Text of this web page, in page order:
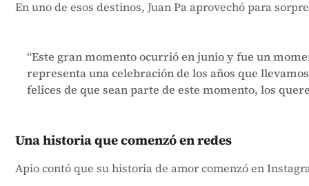
En uno de esos destinos, Juan Pa aprovechó para
“Este gran momento ocurrió en junio y fue un
representa una celebración de los años que
felices de que sean parte de este momento, los
Una historia que comenzó en redes
Apio contó que su historia de amor comenzó en